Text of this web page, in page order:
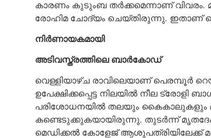
കാരണം കുടുംബ തർക്കമെന്നാണ് വിവരം.
രോഹിമ ചോദ്യം ചെയ്തിരുന്നു. ഇതാണ്
നിർണായകമായി
അടിവസ്ത്രത്തിലെ ബാർകോ‌ഡ്
വെള്ളിയാഴ്ച രാവിലെയാണ് പെരമ്പൂർ
ഉപേക്ഷിക്കപ്പെട്ട നിലയിൽ നീല
പരിശോധനയിൽ തലയും കൈകാലുകളും
കണ്ടെടുക്കുകയായിരുന്നു. തുടർന്ന്
മെഡിക്കൽ കോളേജ് ആശുപത്രിയിലേക്ക്